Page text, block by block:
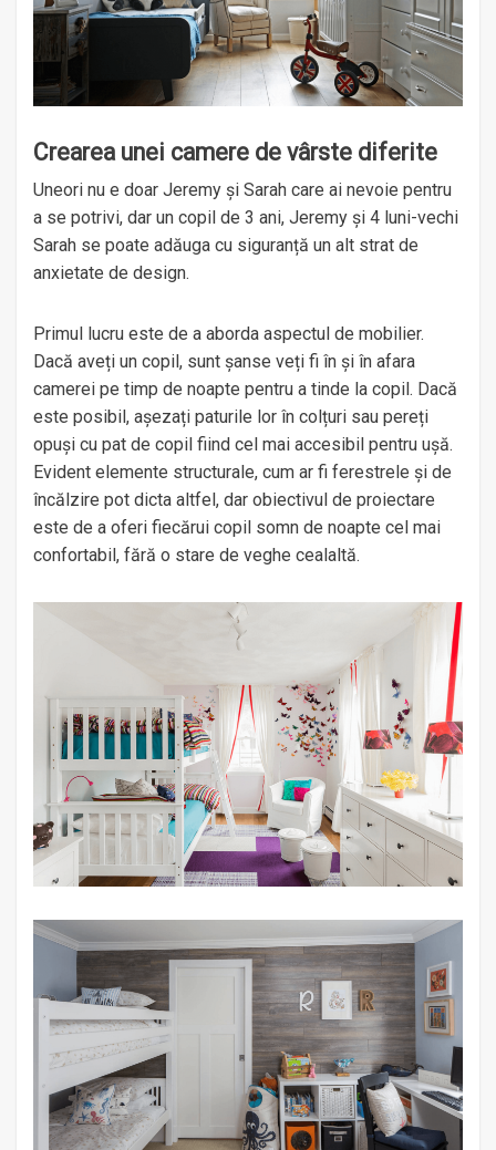
Crearea unei camere de vârste diferite
Uneori nu e doar Jeremy și Sarah care ai nevoie pentru
a se potrivi, dar un copil de 3 ani, Jeremy și 4 luni-vechi
Sarah se poate adăuga cu siguranță un alt strat de
anxietate de design.
Primul lucru este de a aborda aspectul de mobilier.
Dacă aveți un copil, sunt șanse veți fi în și în afara
camerei pe timp de noapte pentru a tinde la copil. Dacă
este posibil, așezați paturile lor în colțuri sau pereți
opuși cu pat de copil fiind cel mai accesibil pentru ușă.
Evident elemente structurale, cum ar fi ferestrele și de
încălzire pot dicta altfel, dar obiectivul de proiectare
este de a oferi fiecărui copil somn de noapte cel mai
confortabil, fără o stare de veghe cealaltă.